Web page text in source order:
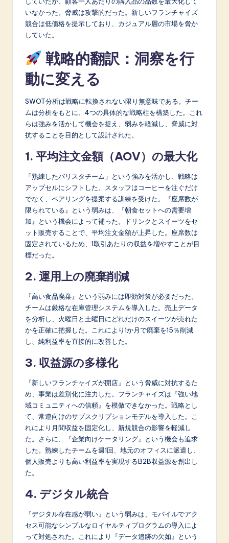
いなかった。脅威は攻撃的だった。新しいフランチャイズ
競合は低価格を提示しており、カジュアル層の市場を脅か
していた。
戦略的翻訳：洞察を行
動に変える
SWOT分析は戦略に転換されない限り無意味である。チー
ムは分析をもとに、4つの具体的な戦略柱を構築した。これ
らは強みを活かして機会を捉え、弱みを軽減し、脅威に対
抗することを目的として設計された。
1. 平均注文金額（AOV）の最大化
「熟練したバリスタチーム」という強みを活かし、戦略は
アップセルにシフトした。スタッフはコーヒーを注ぐだけ
でなく、ペアリングを提案する訓練を受けた。『座席数が
限られている』という弱みは、『朝食セットへの需要増
加』という機会によって補った。ドリンクとスイーツをセ
ット販売することで、平均注文金額が上昇した。座席数は
固定されているため、1取引あたりの収益を増やすことが目
標だった。
2. 運用上の廃棄削減
『高い食品廃棄』という弱みには即効対策が必要だった。
チームは厳格な在庫管理システムを導入した。売上データ
を分析し、火曜日と土曜日にどれだけのスイーツが売れた
かを正確に把握した。これにより1か月で廃棄を15％削減
し、純利益率を直接的に改善した。
3. 収益源の多様化
『新しいフランチャイズが開店』という脅威に対抗するた
め、事業は差別化に注力した。フランチャイズは『強い地
域コミュニティへの信頼』を模倣できなかった。戦略とし
て、常連向けのサブスクリプションモデルを導入した。こ
れにより月間収益を固定化し、新規競合の影響を軽減し
た。さらに、『企業向けケータリング』という機会も追求
した。熟練したチームを週1回、地元のオフィスに派遣し、
個人販売よりも高い利益率を実現するB2B収益源を創出し
た。
4. デジタル統合
『デジタル存在感が弱い』という弱みは、モバイルでアク
セス可能なシンプルなロイヤルティプログラムの導入によ
って対処された。これにより『データ追跡の欠如』という